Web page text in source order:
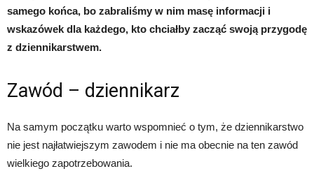
samego końca, bo zabraliśmy w nim masę informacji i
wskazówek dla każdego, kto chciałby zacząć swoją przygodę
z dziennikarstwem.
Zawód – dziennikarz
Na samym początku warto wspomnieć o tym, że dziennikarstwo
nie jest najłatwiejszym zawodem i nie ma obecnie na ten zawód
wielkiego zapotrzebowania.